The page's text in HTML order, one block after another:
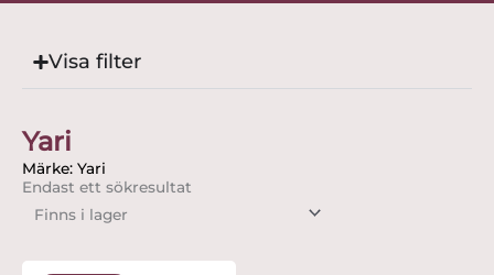
Visa filter
Yari
Märke: Yari
Endast ett sökresultat